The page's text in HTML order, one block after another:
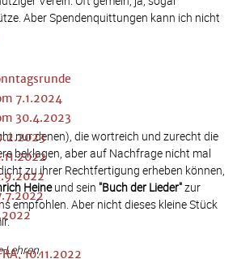
7.1.2024
30.4.2023
10.11.2022
Aber Spendenquittungen kann ich nicht
nur denen), die wortreich und zurecht die
beklagen, aber auf Nachfrage nicht mal
zu ihrer Rechtfertigung erheben können,
Heineund sein "Buch der Lieder"zur
empfohlen. Aber nicht dieses kleine Stück
Lehren,